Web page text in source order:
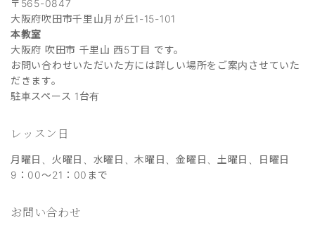
〒565-0847
大阪府吹田市千里山月が丘1-15-101
本教室
大阪府 吹田市 千里山 西5丁目 です。
お問い合わせいただいた方には詳しい場所をご案内させていた
だきます。
駐車スペース 1台有
レッスン日
月曜日、火曜日、水曜日、木曜日、金曜日、土曜日、日曜日
9：00～21：00まで
お問い合わせ